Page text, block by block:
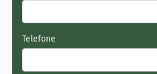
Telefone